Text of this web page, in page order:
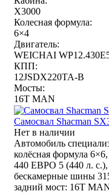
X3000
Колесная формула:
6×4
Двигатель:
WEICHAI
КПП:
12JSDX220TA-B
Мосты:
16T MAN
Самосвал Shacman
Нет в наличии
Автомобиль
колёсная формула
440 ЕВРО 5 (440 л.
бескамерные шины
задний мост: 16T